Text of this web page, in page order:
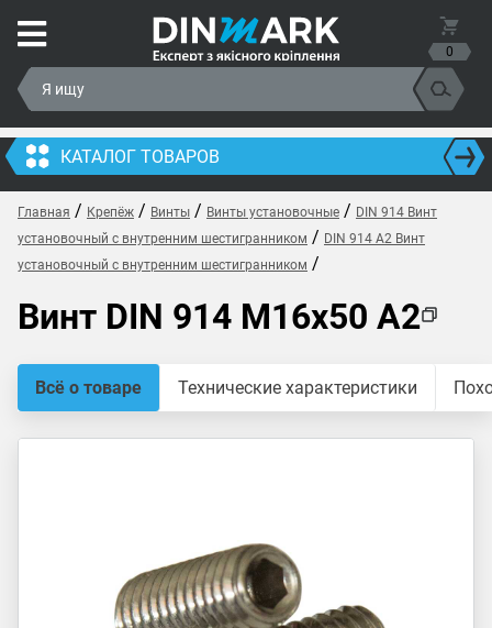
0
КАТАЛОГ ТОВАРОВ
Главная / Крепёж / Винты / Винты установочные / DIN 914 Винт
установочный с внутренним шестигранником / DIN 914 A2 Винт
установочный с внутренним шестигранником /
Винт DIN 914 M16x50 A2
Всё о товаре Технические характеристики